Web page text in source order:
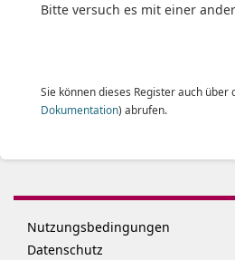
Bitte versuch es mit einer
Sie können dieses Register auch über
Dokumentation) abrufen.
Nutzungsbedingungen
Datenschutz